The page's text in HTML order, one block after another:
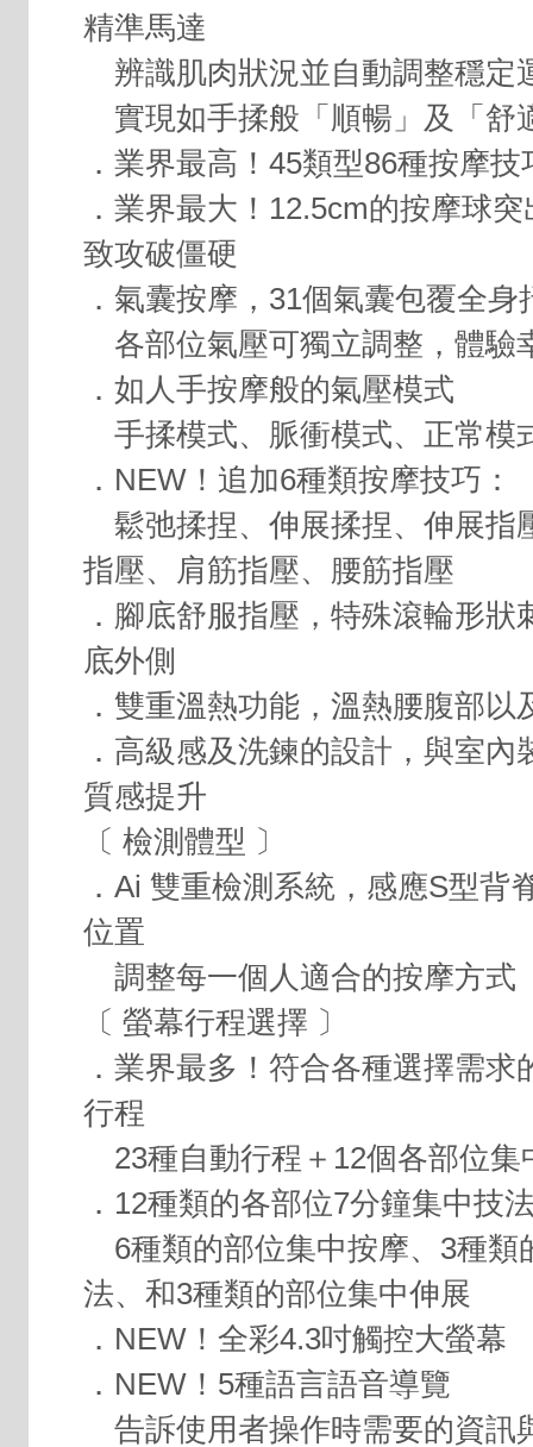
精準馬達
辨識肌肉狀況並自動調整穩定
實現如手揉般「順暢」及「舒
．業界最高！45類型86種按摩技
．業界最大！12.5cm的按摩球
致攻破僵硬
．氣囊按摩，31個氣囊包覆全身
各部位氣壓可獨立調整，體驗
．如人手按摩般的氣壓模式
手揉模式、脈衝模式、正常模
．NEW！追加6種類按摩技巧：
鬆弛揉捏、伸展揉捏、伸展指
指壓、肩筋指壓、腰筋指壓
．腳底舒服指壓，特殊滾輪形狀
底外側
．雙重溫熱功能，溫熱腰腹部以
．高級感及洗鍊的設計，與室內
質感提升
〔 檢測體型 〕
．Ai 雙重檢測系統，感應S型背
位置
調整每一個人適合的按摩方式
〔 螢幕行程選擇 〕
．業界最多！符合各種選擇需求
行程
23種自動行程＋12個各部位集
．12種類的各部位7分鐘集中技
6種類的部位集中按摩、3種類
法、和3種類的部位集中伸展
．NEW！全彩4.3吋觸控大螢幕
．NEW！5種語言語音導覽
告訴使用者操作時需要的資訊